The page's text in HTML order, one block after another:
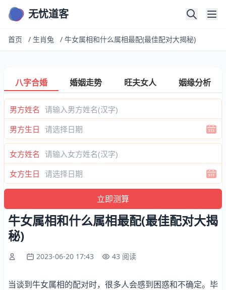
无忧道客
首页 / 生肖兔 / 牛女属相和什么属相最配(最佳配对大揭秘)
八字合婚 婚姻走势 旺夫女人 姻缘分析
男方姓名
男方生日
女方姓名
女方生日
牛女属相和什么属相最配(最佳配对大揭
秘)
2023-06-20 17:43 43 阅读
当谈到牛女属相的配对时，很多人会感到困惑和不确定。毕